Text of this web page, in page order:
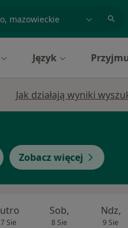
Język
Jak działają wyniki
Zobacz więcej
7 Sie
Sob,
8 Sie
Ndz,
9 Sie